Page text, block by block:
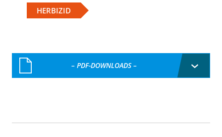
HERBIZID
– PDF-DOWNLOADS –